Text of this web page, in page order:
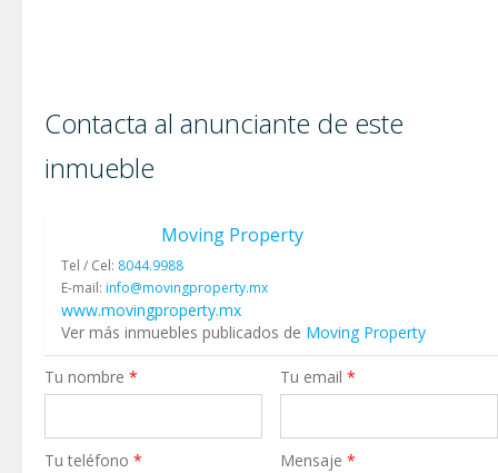
Contacta al anunciante de este
inmueble
Moving Property
Tel / Cel: 8044.9988
E-mail: info@movingproperty.mx
www.movingproperty.mx
Ver más inmuebles publicados de Moving Property
Tu nombre * Tu email*
Tu teléfono * Mensaje*